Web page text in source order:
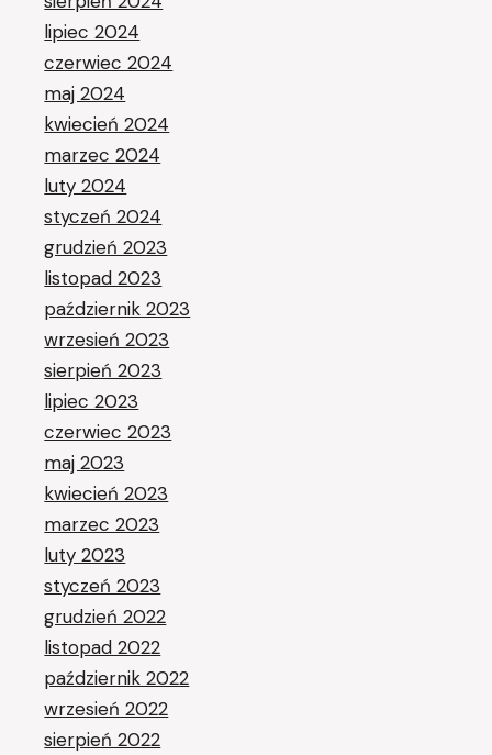
lipiec 2024
czerwiec 2024
maj 2024
kwiecień 2024
marzec 2024
luty 2024
styczeń 2024
grudzień 2023
listopad 2023
październik 2023
wrzesień 2023
sierpień 2023
lipiec 2023
czerwiec 2023
maj 2023
kwiecień 2023
marzec 2023
luty 2023
styczeń 2023
grudzień 2022
listopad 2022
październik 2022
wrzesień 2022
sierpień 2022